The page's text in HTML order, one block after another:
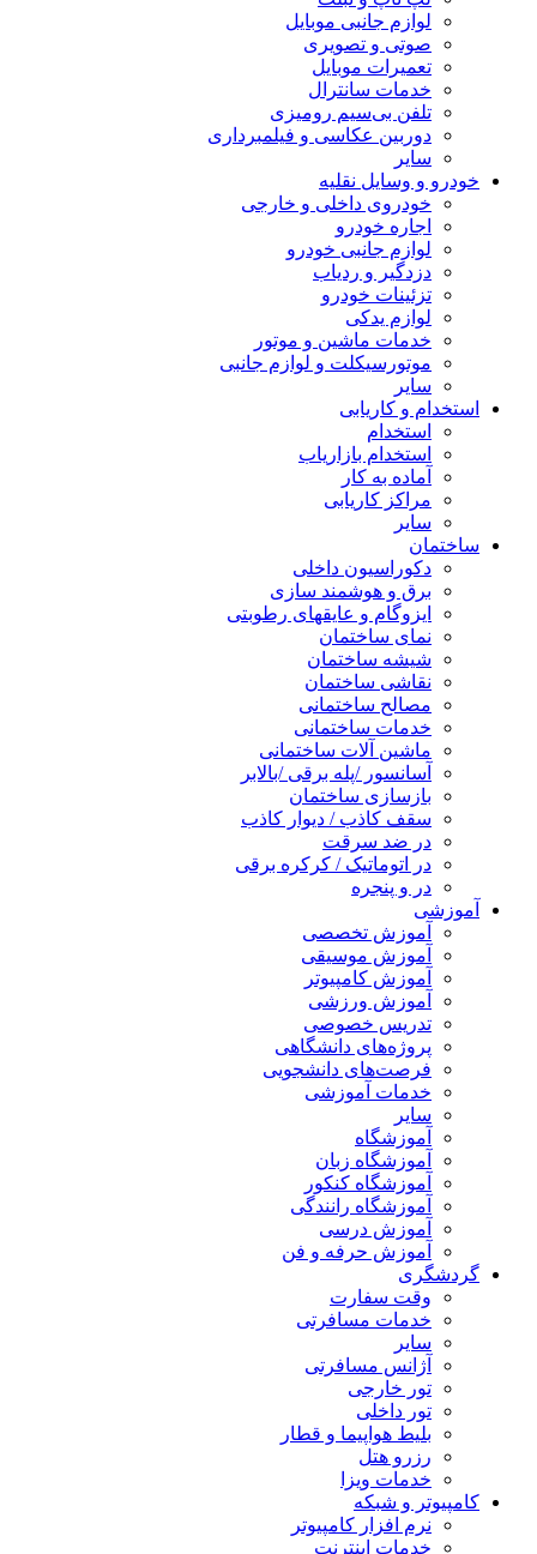
لوازم جانبی موبایل
صوتی و تصویری
تعمیرات موبایل
خدمات سانترال
تلفن بی‌سیم رومیزی
دوربین عکاسی و فیلمبرداری
سایر
خودرو و وسایل نقلیه
خودروی داخلی و خارجی
اجاره خودرو
لوازم جانبی خودرو
دزدگیر و ردیاب
تزئینات خودرو
لوازم یدکی
خدمات ماشین و موتور
موتورسیکلت و لوازم جانبی
سایر
استخدام و کاریابی
استخدام
استخدام بازاریاب
آماده به کار
مراکز کاریابی
سایر
ساختمان
دکوراسیون داخلی
برق و هوشمند سازی
ایزوگام و عایقهای رطوبتی
نمای ساختمان
شیشه ساختمان
نقاشی ساختمان
مصالح ساختمانی
خدمات ساختمانی
ماشین آلات ساختمانی
آسانسور /پله برقی /بالابر
بازسازی ساختمان
سقف کاذب / دیوار کاذب
در ضد سرقت
در اتوماتیک / کرکره برقی
در و پنجره
آموزشی
آموزش تخصصی
آموزش موسیقی
آموزش کامپیوتر
آموزش ورزشی
تدریس خصوصی
پروژه‌های دانشگاهی
فرصت‌های دانشجویی
خدمات آموزشی
سایر
آموزشگاه
آموزشگاه زبان
آموزشگاه کنکور
آموزشگاه رانندگی
آموزش درسی
آموزش حرفه و فن
گردشگری
وقت سفارت
خدمات مسافرتی
سایر
آژانس مسافرتی
تور خارجی
تور داخلی
بلیط هواپیما و قطار
رزرو هتل
خدمات ویزا
کامپیوتر و شبکه
نرم افزار کامپیوتر
خدمات اینترنت